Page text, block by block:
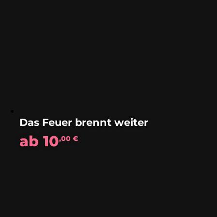
Das Feuer brennt weiter
ab10,00€